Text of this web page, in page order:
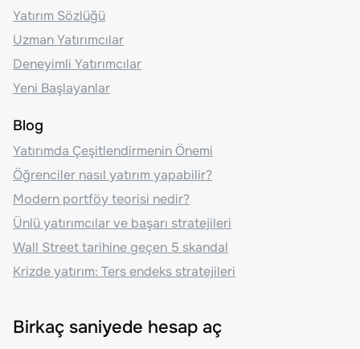
Yatırım Sözlüğü
Uzman Yatırımcılar
Deneyimli Yatırımcılar
Yeni Başlayanlar
Blog
Yatırımda Çeşitlendirmenin Önemi
Öğrenciler nasıl yatırım yapabilir?
Modern portföy teorisi nedir?
Ünlü yatırımcılar ve başarı stratejileri
Wall Street tarihine geçen 5 skandal
Krizde yatırım: Ters endeks stratejileri
Birkaç saniyede hesap aç